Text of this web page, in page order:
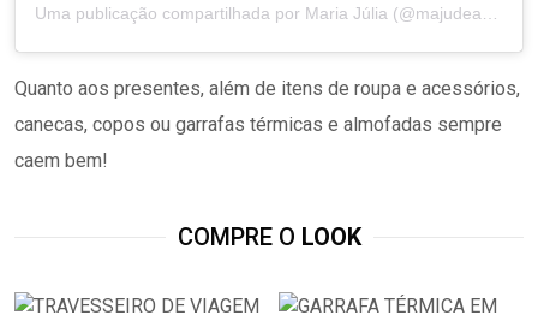
Quanto aos presentes, além de itens de roupa e acessórios,
canecas, copos ou garrafas térmicas e almofadas sempre
caem bem!
COMPRE O LOOK